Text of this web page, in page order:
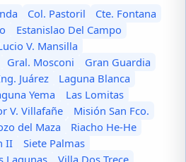
Col. Pastoril
Cte. Fontana
Estanislao Del Campo
V. Mansilla
Gral. Mosconi
Gran Guardia
Juárez
Laguna Blanca
Yema
Las Lomitas
V. Villafañe
Misión San Fco.
del Maza
Riacho He-He
II
Siete Palmas